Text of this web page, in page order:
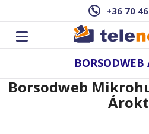
+36 70
BORSODWEB
Borsodweb